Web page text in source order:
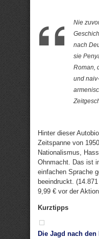
Nie
nach
sie
Roman,
und
Hinter dieser
Zeitspanne von
Nationalismus,
Ohnmacht. Das ist
einfachen Sprache
beeindruckt.
9,99 € vor der
Kurztipps
Die Jagd nach